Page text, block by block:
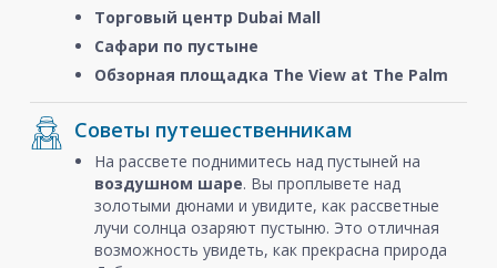
Торговый центр Dubai Mall
Сафари по пустыне
Обзорная площадка The View at The Palm
Советы путешественникам
На рассвете поднимитесь над пустыней на
воздушном шаре. Вы проплывете над
золотыми дюнами и увидите, как рассветные
лучи солнца озаряют пустыню. Это отличная
возможность увидеть, как прекрасна природа